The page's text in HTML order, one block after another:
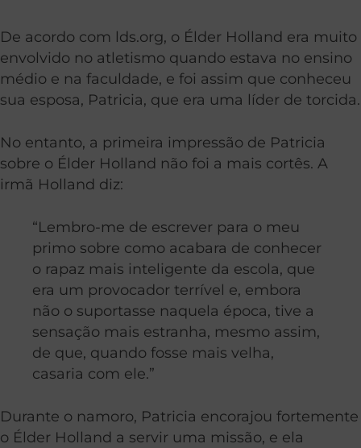
De acordo com lds.org, o Élder Holland era muito
envolvido no atletismo quando estava no ensino
médio e na faculdade, e foi assim que conheceu
sua esposa, Patricia, que era uma líder de torcida.
No entanto, a primeira impressão de Patricia
sobre o Élder Holland não foi a mais cortês. A
irmã Holland diz:
“Lembro-me de escrever para o meu
primo sobre como acabara de conhecer
o rapaz mais inteligente da escola, que
era um provocador terrível e, embora
não o suportasse naquela época, tive a
sensação mais estranha, mesmo assim,
de que, quando fosse mais velha,
casaria com ele.”
Durante o namoro, Patricia encorajou fortemente
o Élder Holland a servir uma missão, e ela